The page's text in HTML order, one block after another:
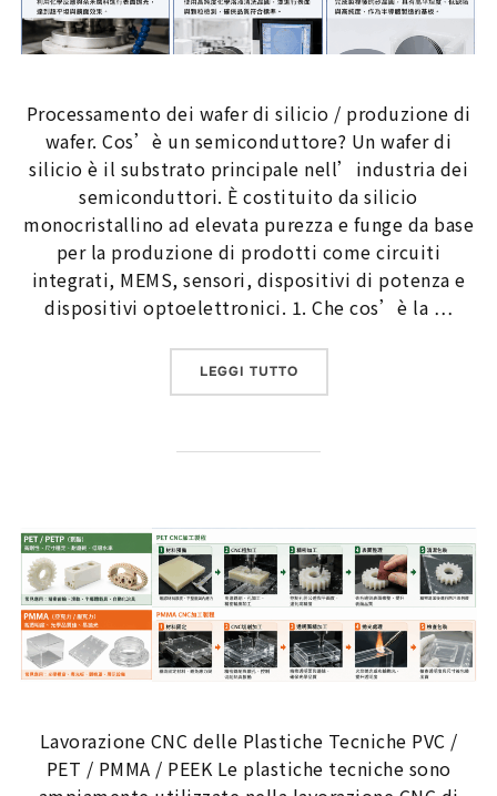
Processamento dei wafer di silicio / produzione di
wafer. Cos’è un semiconduttore? Un wafer di
silicio è il substrato principale nell’industria dei
semiconduttori. È costituito da silicio
monocristallino ad elevata purezza e funge da base
per la produzione di prodotti come circuiti
integrati, MEMS, sensori, dispositivi di potenza e
dispositivi optoelettronici. 1. Che cos’è la …
LEGGI TUTTO“PROCESSAMENTO DEI
Lavorazione CNC delle Plastiche Tecniche PVC /
PET / PMMA / PEEK Le plastiche tecniche sono